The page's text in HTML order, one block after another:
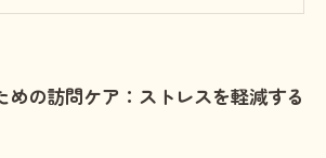
トが笑顔になるために：ストレス
実現する
めの訪問ケア：ストレスを軽減する